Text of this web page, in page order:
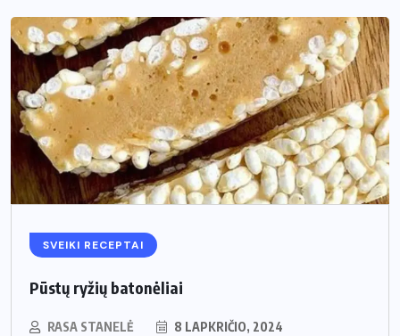
SVEIKI RECEPTAI
Pūstų ryžių batonėliai
RASA STANELĖ 8 LAPKRIČIO, 2024